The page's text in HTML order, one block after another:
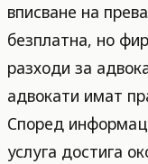
вписване на
безплатна, но
разходи за
адвокати имат
Според
услуга достига